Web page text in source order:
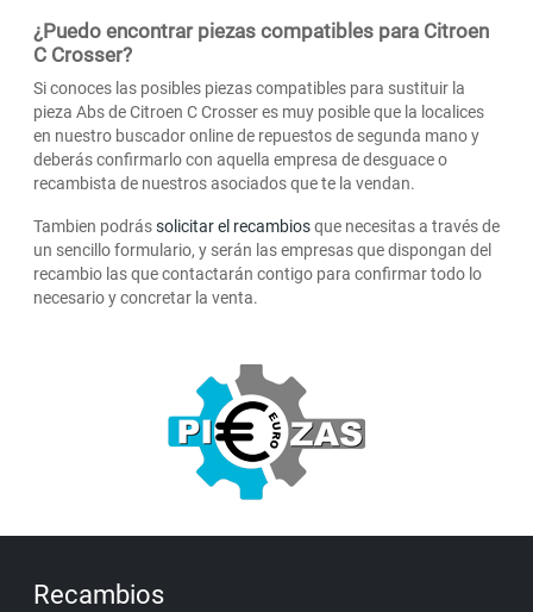
¿Puedo encontrar piezas compatibles para Citroen
C Crosser?
Si conoces las posibles piezas compatibles para sustituir la
pieza Abs de Citroen C Crosser es muy posible que la localices
en nuestro buscador online de repuestos de segunda mano y
deberás confirmarlo con aquella empresa de desguace o
recambista de nuestros asociados que te la vendan.
Tambien podrássolicitar el recambiosque necesitas a través de
un sencillo formulario, y serán las empresas que dispongan del
recambio las que contactarán contigo para confirmar todo lo
necesario y concretar la venta.
Recambios